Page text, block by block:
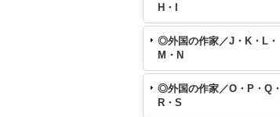
H・I
◎外国の作家／J・K・L・
M・N
◎外国の作家／O・P・Q・
R・S